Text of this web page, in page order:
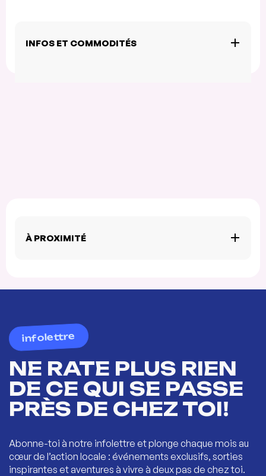
INFOS ET COMMODITÉS
À PROXIMITÉ
infolettre
NE RATE PLUS RIEN
DE CE QUI SE PASSE
PRÈS DE CHEZ TOI!
Abonne-toi à notre infolettre et plonge chaque mois au
cœur de l’action locale : événements exclusifs, sorties
inspirantes et aventures à vivre à deux pas de chez toi.